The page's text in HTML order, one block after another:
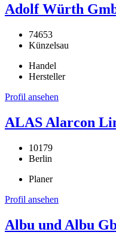
Adolf Würth
74653
Künzelsau
Handel
Hersteller
Profil ansehen
ALAS Alarcon
10179
Berlin
Planer
Profil ansehen
Albu und Albu